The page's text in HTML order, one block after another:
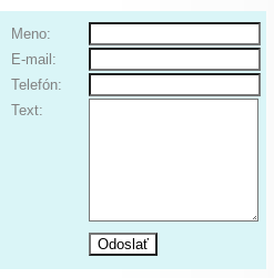
Meno:
E-mail:
Telefón:
Text: